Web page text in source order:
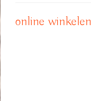
online winkelen